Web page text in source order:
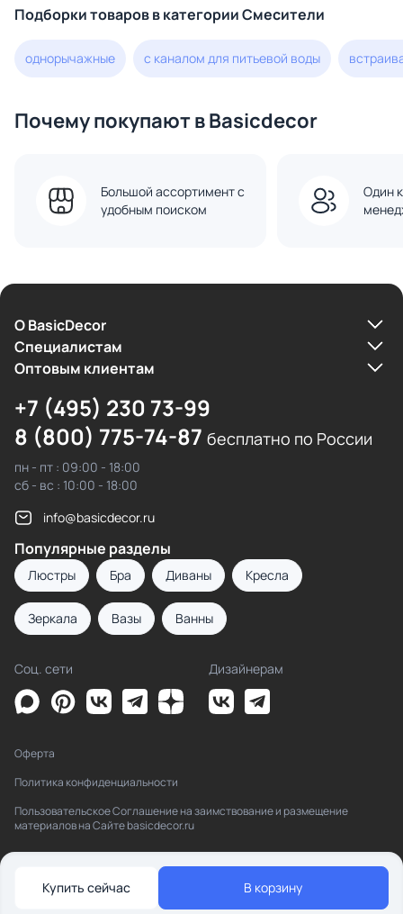
Подборки товаров в категории Смесители
однорычажные с каналом для питьевой воды
Почему покупают в Basicdecor
Большой ассортимент с
удобным поиском
Один
Купить сейчас В корзину
О BasicDecor
Cпециалистам
Оптовым клиентам
+7 (495) 230 73-99
8 (800) 775-74-87 бесплатно по России
пн - пт : 09:00 - 18:00
сб - вс : 10:00 - 18:00
info@basicdecor.ru
Популярные разделы
Люстры Бра Диваны Кресла
Зеркала Вазы Ванны
Соц. сети Дизайнерам
Оферта
Политика конфиденциальности
Пользовательское Соглашение на заимствование и размещение
материалов на Сайте basicdecor.ru